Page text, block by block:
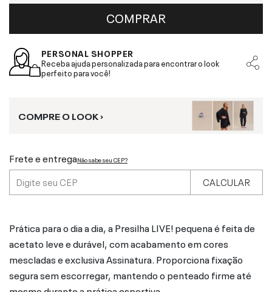
COMPRAR
PERSONAL SHOPPER
Receba ajuda personalizada para encontrar o look
perfeito para você!
COMPRE O LOOK ›
Frete e entregaNão sabe seu CEP?
CALCULAR
Prática para o dia a dia, a Presilha LIVE! pequena é feita de
acetato leve e durável, com acabamento em cores
mescladas e exclusiva Assinatura. Proporciona fixação
segura sem escorregar, mantendo o penteado firme até